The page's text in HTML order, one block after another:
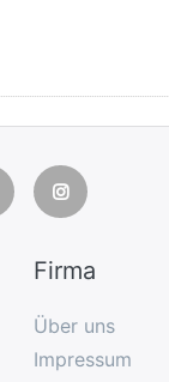
Firma
Über uns
Impressum